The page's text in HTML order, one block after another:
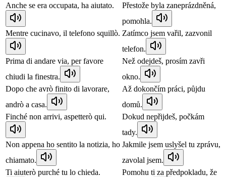
Anche se era occupata, ha aiutato.
Přestože byla zaneprázdněná,
pomohla.
Mentre cucinavo, il telefono squillò. Zatímco jsem vařil, zazvonil
telefon.
Prima di andare via, per favore
chiudi la finestra.
Než odejdeš, prosím zavři
okno.
Dopo che avrò finito di lavorare,
andrò a casa.
Až dokončím práci, půjdu
domů.
Finché non arrivi, aspetterò qui.
Dokud nepřijdeš, počkám
tady.
Non appena ho sentito la notizia, ho
chiamato.
Jakmile jsem uslyšel tu zprávu,
zavolal jsem.
Ti aiuterò purché tu lo chieda.
Pomohu ti za předpokladu, že